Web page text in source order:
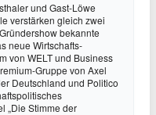
und Gast-Löwe
verstärken gleich zwei
bekannte
neue Wirtschafts-
von WELT und Business
Gruppe von Axel
Deutschland und Politico
„Die Stimme der